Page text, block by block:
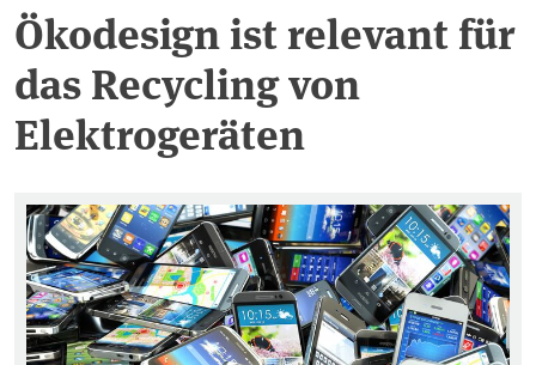
Ökodesign ist relevant für
das Recycling von
Elektrogeräten